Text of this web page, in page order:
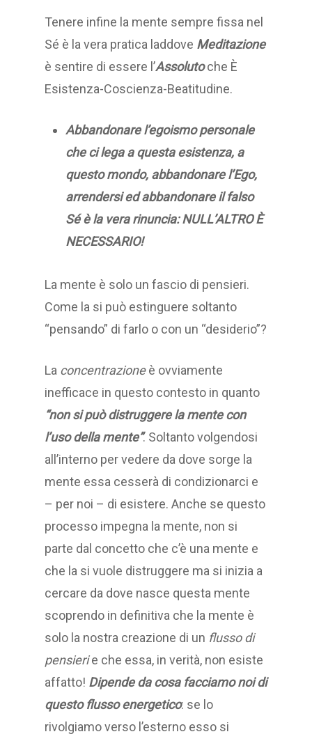
Tenere infine la mente sempre fissa nel
Sé è la vera pratica laddove Meditazione
è sentire di essere l’Assolutoche È
Esistenza-Coscienza-Beatitudine.
Abbandonare l’egoismo personale
che ci lega a questa esistenza, a
questo mondo, abbandonare l’Ego,
arrendersi ed abbandonare il falso
Sé è la vera rinuncia: NULL’ALTRO È
NECESSARIO!
La mente è solo un fascio di pensieri.
Come la si può estinguere soltanto
“pensando” di farlo o con un “desiderio”?
La concentrazioneè ovviamente
inefficace in questo contesto in quanto
“non si può distruggere la mente con
l’uso della mente”. Soltanto volgendosi
all’interno per vedere da dove sorge la
mente essa cesserà di condizionarci e
– per noi – di esistere. Anche se questo
processo impegna la mente, non si
parte dal concetto che c’è una mente e
che la si vuole distruggere ma si inizia a
cercare da dove nasce questa mente
scoprendo in definitiva che la mente è
solo la nostra creazione di un flusso di
pensierie che essa, in verità, non esiste
affatto! Dipende da cosa facciamo noi di
questo flusso energetico: se lo
rivolgiamo verso l’esterno esso si